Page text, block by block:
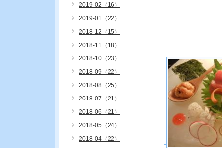
2019-02（16）
2019-01（22）
2018-12（15）
2018-11（18）
2018-10（23）
2018-09（22）
2018-08（25）
2018-07（21）
2018-06（21）
2018-05（24）
2018-04（22）